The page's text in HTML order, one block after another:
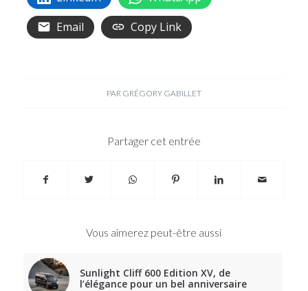
Email
Copy Link
PAR GRÉGORY GABILLET
Partager cet entrée
Vous aimerez peut-être aussi
Sunlight Cliff 600 Edition XV, de
l’élégance pour un bel anniversaire